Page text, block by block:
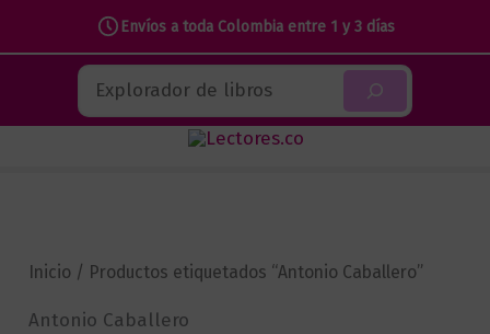
Envíos a toda Colombia entre 1 y 3 días
contenido
Buscar
Inicio / Productos etiquetados “Antonio Caballero”
Antonio Caballero